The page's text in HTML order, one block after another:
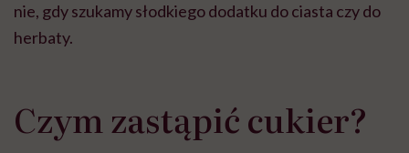
nie, gdy szukamy słodkiego dodatku do ciasta czy do
herbaty.
Czym zastąpić cukier?